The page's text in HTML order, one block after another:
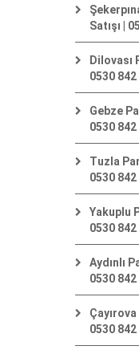
Satışı |
Dilovası
0530
Gebze
0530
Tuzla
0530
Yakuplu
0530
Aydınlı
0530
Çayırova
0530